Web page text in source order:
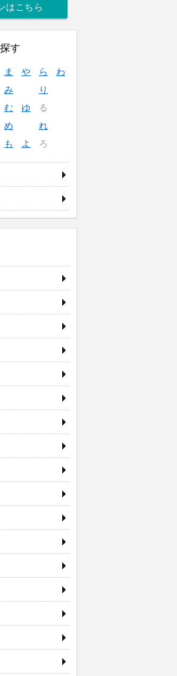
はこちら
す
ま や ら
わ
み
り
む ゆ
る
め
れ
も よ ろ